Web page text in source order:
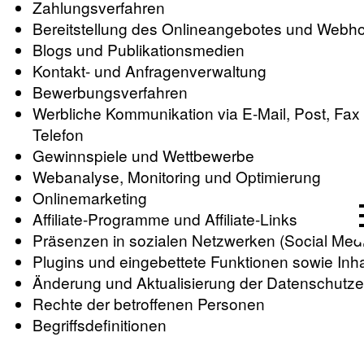
Zahlungsverfahren
Bereitstellung des Onlineangebotes und
Blogs und Publikationsmedien
Kontakt- und Anfragenverwaltung
Bewerbungsverfahren
Werbliche Kommunikation via E-Mail, Post,
Telefon
Gewinnspiele und Wettbewerbe
Webanalyse, Monitoring und Optimierung
Onlinemarketing
Affiliate-Programme und Affiliate-Links
Präsenzen in sozialen Netzwerken (Social
Plugins und eingebettete Funktionen sowie
Änderung und Aktualisierung der
Rechte der betroffenen Personen
Begriffsdefinitionen